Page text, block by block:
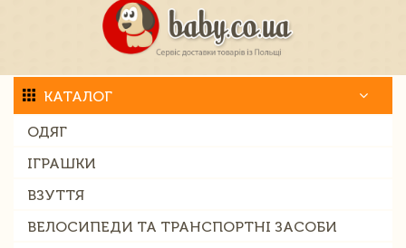
КАТАЛОГ
ОДЯГ
ІГРАШКИ
ВЗУТТЯ
ВЕЛОСИПЕДИ ТА ТРАНСПОРТНІ ЗАСОБИ